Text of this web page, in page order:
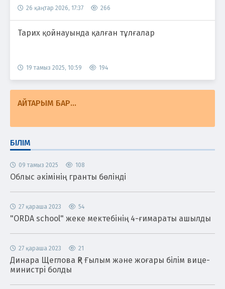
26 қаңтар 2026, 17:37 266
Тарих қойнауында қалған тұлғалар
19 тамыз 2025, 10:59 194
АЙТАРЫМ БАР...
БІЛІМ
09 тамыз 2025 108
Облыс әкімінің гранты бөлінді
27 қараша 2023 54
"ORDA school" жеке мектебінің 4-ғимараты ашылды
27 қараша 2023 21
Динара Щеглова ҚР Ғылым және жоғары білім вице-
министрі болды